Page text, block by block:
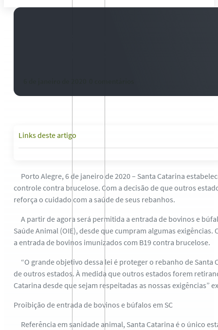
Links deste artigo
Porto Alegre, 6 de janeiro de 2020 – Santa Catarina
controle contra brucelose. Com a decisão de que outros
reforça o cuidado com a saúde de seus rebanhos.
A partir de agora será permitida a entrada de bovinos e
Saúde Animal (OIE), desde que cumpram algumas
a entrada de bovinos imunizados com B19 contra brucelose.
“O grande objetivo dessa lei é proteger o rebanho de
de outros estados. À medida que outros estados forem
Catarina desde que sejam respeitadas as nossas exigências”
Proibição de entrada de bovinos e búfalos em SC
Referência em sanidade animal, Santa Catarina é o único